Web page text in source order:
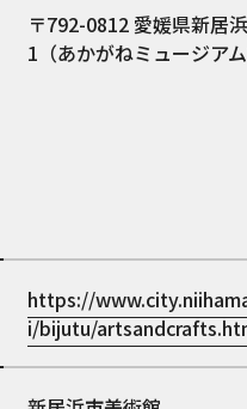
792-0812 愛媛県新居
1（あかがねミュージアム
https://
i/bijutu/